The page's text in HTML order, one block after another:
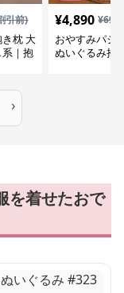
引前)
枕 大
｜抱
¥4,890 ¥
おやすみパジ
ぬいぐるみ抱
›
を着せたおで